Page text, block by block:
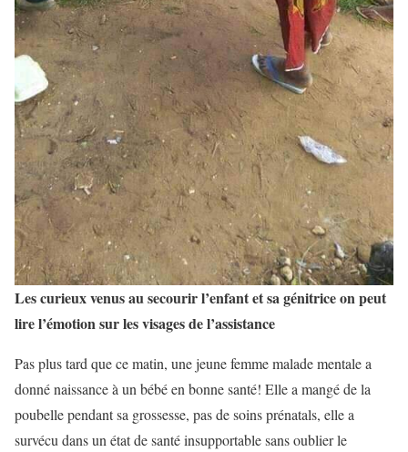
Les curieux venus au secourir l’enfant et sa génitrice on peut
lire l’émotion sur les visages de l’assistance
Pas plus tard que ce matin, une jeune femme malade mentale a
donné naissance à un bébé en bonne santé! Elle a mangé de la
poubelle pendant sa grossesse, pas de soins prénatals, elle a
survécu dans un état de santé insupportable sans oublier le